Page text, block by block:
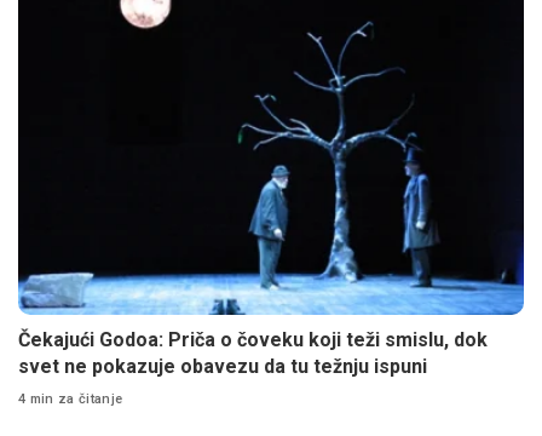
Čekajući Godoa: Priča o čoveku koji teži smislu, dok
svet ne pokazuje obavezu da tu težnju ispuni
4 min za čitanje